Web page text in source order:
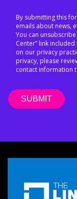
By submitting this
emails about news,
You can
Center” link
on our privacy
privacy, please
contact information